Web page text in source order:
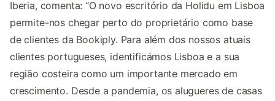
Iberia, comenta: “O novo escritório da Holidu em Lisboa
permite-nos chegar perto do proprietário como base
de clientes da Bookiply. Para além dos nossos atuais
clientes portugueses, identificámos Lisboa e a sua
região costeira como um importante mercado em
crescimento. Desde a pandemia, os alugueres de casas